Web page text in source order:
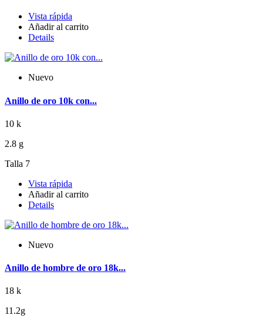
Vista rápida
Añadir al carrito
Details
Nuevo
Anillo de oro 10k con...
10 k
2.8 g
Talla 7
Vista rápida
Añadir al carrito
Details
Nuevo
Anillo de hombre de oro 18k...
18 k
11.2g